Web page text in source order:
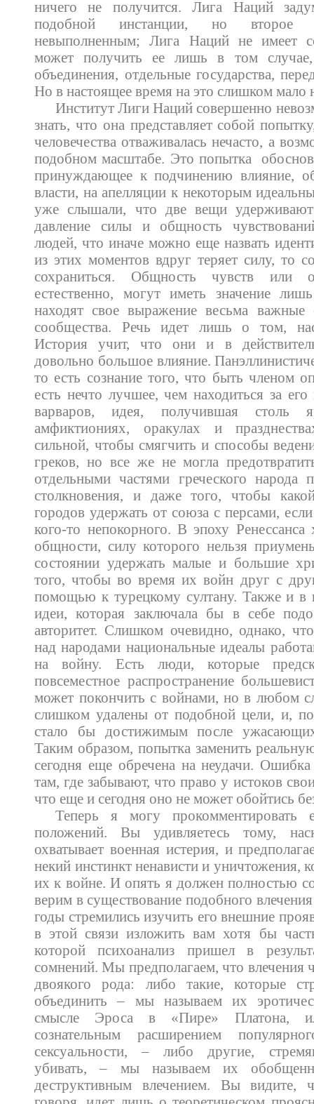
ничего не получится. Лига Наций
подобной инстанции, но второе
невыполненным; Лига Наций не имеет
может получить ее лишь в том
объединения, отдельные государства,
Но в настоящее время на это слишком мало
Институт Лиги Наций совершенно
знать, что она представляет собой
человечества отваживалась нечасто, а
подобном масштабе. Это попытка
принуждающее к подчинению влияние,
власти, на апелляции к некоторым
уже слышали, что две вещи удерживают
давление силы и общность
людей, что иначе можно еще назвать
из этих моментов вдруг теряет силу, то
сохраниться. Общность чувств или
естественно, могут иметь значение
находят свое выражение весьма
сообщества. Речь идет лишь о том,
История учит, что они и в
довольно большое влияние.
то есть сознание того, что быть членом
есть нечто лучшее, чем находиться за его
варваров, идея, получившая столь
амфиктиониях, оракулах и
сильной, чтобы смягчить и способы
греков, но все же не могла
отдельными частями греческого народа
столкновения, и даже того, чтобы
городов удержать от союза с персами, если
кого-то непокорного. В эпоху Ренессанса
общности, силу которого нельзя
состоянии удержать малые и большие
того, чтобы во время их войн друг с
помощью к турецкому султану. Также и в
идеи, которая заключала бы в себе
авторитет. Слишком очевидно, однако,
над народами национальные идеалы
на войну. Есть люди, которые
повсеместное распространение
может покончить с войнами, но в любом
слишком удалены от подобной цели, и,
стало бы достижимым после
Таким образом, попытка заменить
сегодня еще обречена на неудачи. Ошибка
там, где забывают, что право у истоков
что еще и сегодня оно не может обойтись
Теперь я могу
положений. Вы удивляетесь тому,
охватывает военная истерия, и
некий инстинкт ненависти и уничтожения,
их к войне. И опять я должен полностью
верим в существование подобного
годы стремились изучить его внешние
в этой связи изложить вам хотя бы
которой психоанализ пришел в
сомнений. Мы предполагаем, что влечения
двоякого рода: либо такие, которые
объединить – мы называем их
смысле Эроса в «Пире» Платона,
сознательным расширением
сексуальности, – либо другие,
убивать, – мы называем их
деструктивным влечением. Вы видите,